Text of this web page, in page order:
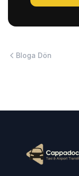
Bloga Dön